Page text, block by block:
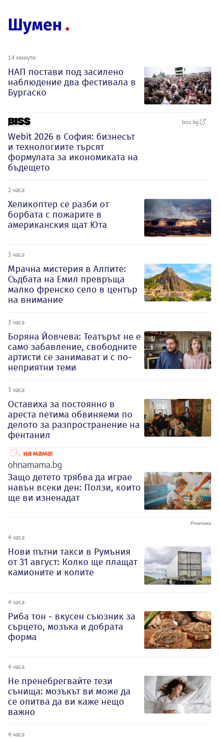
Шумен
14 минути
НАП постави под засилено
наблюдение два фестивала в
Бургаско
biss.bg
Webit 2026 в София: бизнесът
и технологиите търсят
формулата за икономиката на
бъдещето
2 часа
Хеликоптер се разби от
борбата с пожарите в
американския щат Юта
3 часа
Мрачна мистерия в Алпите:
Съдбата на Емил превръща
малко френско село в център
на внимание
3 часа
Боряна Йовчева: Театърът не е
само забавление, свободните
артисти се занимават и с по-
неприятни теми
3 часа
Оставиха за постоянно в
ареста петима обвиняеми по
делото за разпространение на
фентанил
ohnamama.bg
Защо детето трябва да играе
навън всеки ден: Ползи, които
ще ви изненадат
4 часа
Нови пътни такси в Румъния
от 31 август: Колко ще плащат
камионите и колите
4 часа
Риба тон - вкусен съюзник за
сърцето, мозъка и добрата
форма
4 часа
Не пренебрегвайте тези
сънища: мозъкът ви може да
се опитва да ви каже нещо
важно
4 часа